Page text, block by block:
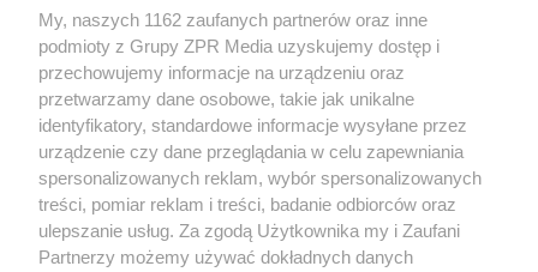
Żaden utwór zamieszczony w serwisie nie może być powielany i
rozpowszechniany lub dalej rozpowszechniany w jakikolwiek sposób
(w tym także elektroniczny lub mechaniczny) na jakimkolwiek polu
eksploatacji w jakiejkolwiek formie, włącznie z umieszczaniem w
Internecie bez pisemnej zgody właściciela praw. Jakiekolwiek użycie
lub wykorzystanie utworów w całości lub w części z naruszeniem
prawa, tzn. bez właściwej zgody, jest zabronione pod groźbą kary i
może być ścigane prawnie.
My, naszych 1162 zaufanych partnerów oraz inne
podmioty z Grupy ZPR Media uzyskujemy dostęp i
przechowujemy informacje na urządzeniu oraz
przetwarzamy dane osobowe, takie jak unikalne
identyfikatory, standardowe informacje wysyłane przez
urządzenie czy dane przeglądania w celu zapewniania
spersonalizowanych reklam, wybór spersonalizowanych
treści, pomiar reklam i treści, badanie odbiorców oraz
ulepszanie usług. Za zgodą Użytkownika my i Zaufani
Partnerzy możemy używać dokładnych danych